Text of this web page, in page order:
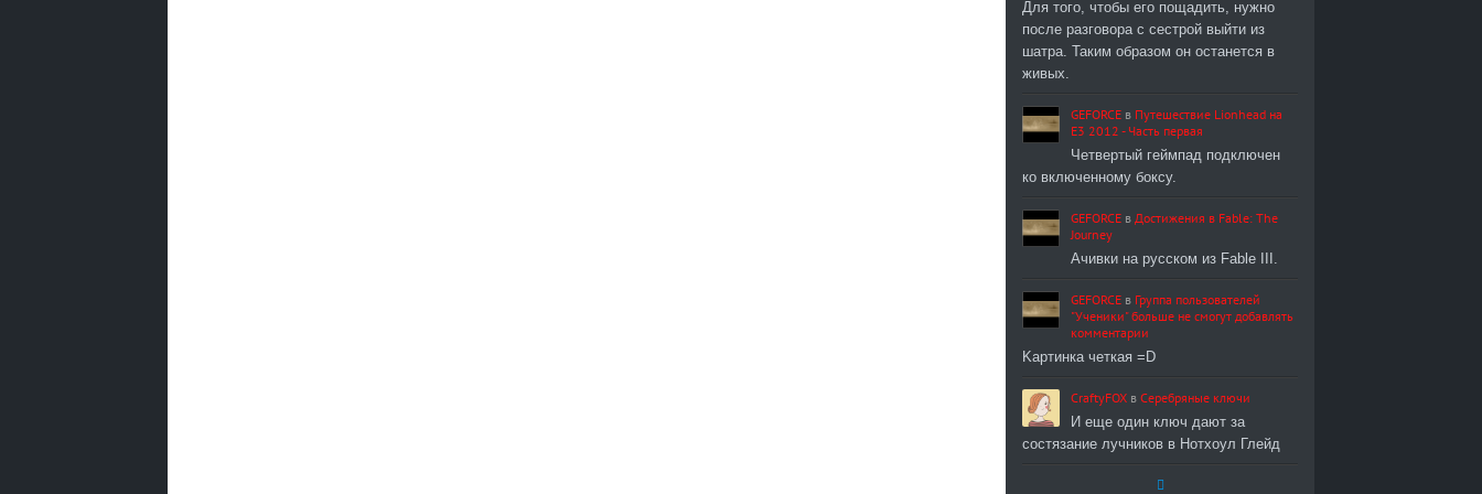
Для того, чтобы его пощадить, нужно
после разговора с сестрой выйти из
шатра. Таким образом он останется в
живых.
GEFORCE в Путешествие Lionhead на
E3 2012 - Часть первая
Четвертый геймпад подключен
ко включенному боксу.
GEFORCE в Достижения в Fable: The
Journey
Ачивки на русском из Fable III.
GEFORCE в Группа пользователей
"Ученики" больше не смогут добавлять
комментарии
Kартинка четкая =D
CraftyFOX в Серебряные ключи
И еще один ключ дают за
состязание лучников в Нотхоул Глейд